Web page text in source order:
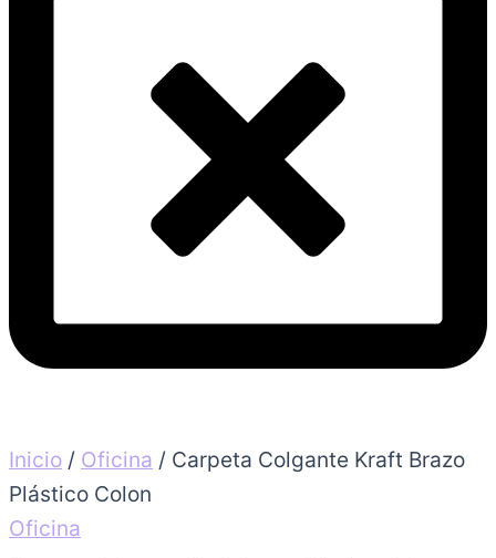
Inicio / Oficina / Carpeta Colgante Kraft Brazo
Plástico Colon
Oficina